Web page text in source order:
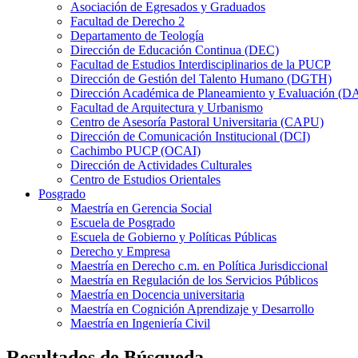
Asociación de Egresados y Graduados
Facultad de Derecho 2
Departamento de Teología
Dirección de Educación Continua (DEC)
Facultad de Estudios Interdisciplinarios de la PUCP
Dirección de Gestión del Talento Humano (DGTH)
Dirección Académica de Planeamiento y Evaluación
Facultad de Arquitectura y Urbanismo
Centro de Asesoría Pastoral Universitaria (CAPU)
Dirección de Comunicación Institucional (DCI)
Cachimbo PUCP (OCAI)
Dirección de Actividades Culturales
Centro de Estudios Orientales
Posgrado
Maestría en Gerencia Social
Escuela de Posgrado
Escuela de Gobierno y Políticas Públicas
Derecho y Empresa
Maestría en Derecho c.m. en Política Jurisdiccional
Maestría en Regulación de los Servicios Públicos
Maestría en Docencia universitaria
Maestría en Cognición Aprendizaje y Desarrollo
Maestría en Ingeniería Civil